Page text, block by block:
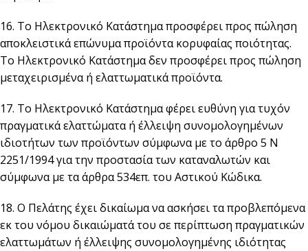
16. Το Ηλεκτρονικό Κατάστημα προσφέρει προς πώληση
αποκλειστικά επώνυμα προϊόντα κορυφαίας ποιότητας.
Το Ηλεκτρονικό Κατάστημα δεν προσφέρει προς πώληση
μεταχειρισμένα ή ελαττωματικά προϊόντα.
17. Το Ηλεκτρονικό Κατάστημα φέρει ευθύνη για τυχόν
πραγματικά ελαττώματα ή έλλειψη συνομολογημένων
ιδιοτήτων των προϊόντων σύμφωνα με το άρθρο 5 Ν
2251/1994 για την προστασία των καταναλωτών και
σύμφωνα με τα άρθρα 534επ. του Αστικού Κώδικα.
18. Ο Πελάτης έχει δικαίωμα να ασκήσει τα προβλεπόμενα
εκ του νόμου δικαιώματά του σε περίπτωση πραγματικών
ελαττωμάτων ή έλλειψης συνομολογημένης ιδιότητας